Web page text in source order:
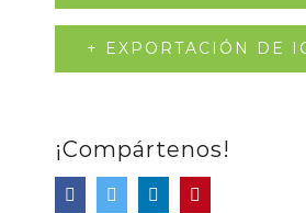
+ EXPORTACIÓN DE
¡Compártenos!
FacebookTwitter LinkedIn